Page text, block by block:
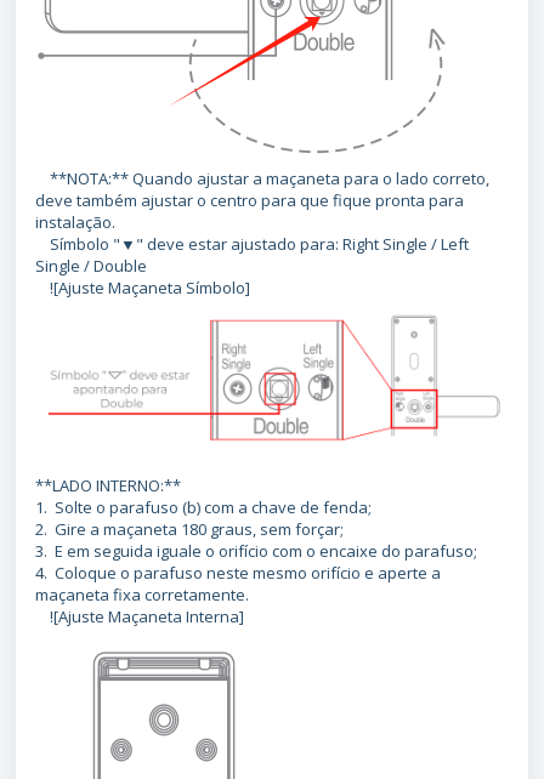
**NOTA:** Quando ajustar a maçaneta para o lado correto,
deve também ajustar o centro para que fique pronta para
instalação.
Símbolo "▼" deve estar ajustado para: Right Single / Left
Single / Double
![Ajuste Maçaneta Símbolo]
**LADO INTERNO:**
1. Solte o parafuso (b) com a chave de fenda;
2. Gire a maçaneta 180 graus, sem forçar;
3. E em seguida iguale o orifício com o encaixe do parafuso;
4. Coloque o parafuso neste mesmo orifício e aperte a
maçaneta fixa corretamente.
![Ajuste Maçaneta Interna]